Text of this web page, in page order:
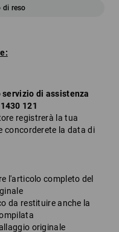
di reso
di assistenza
121
registrerà la tua
concorderete la data di
l'articolo completo del
da restituire anche la
originale